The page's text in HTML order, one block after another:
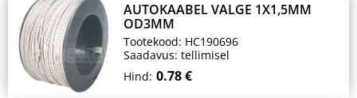
AUTOKAABEL VALGE 1X1,5MM
OD3MM
Tootekood: HC190696
Saadavus: tellimisel
Hind: 0.78 €